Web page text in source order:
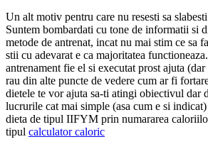
Un alt motiv pentru care nu resesti sa
Suntem bombardati cu tone de informatii si
metode de antrenat, incat nu mai stim ce sa
stii cu adevarat e ca majoritatea
antrenament fie el si executat prost ajuta
rau din alte puncte de vedere cum ar fi
dietele te vor ajuta sa-ti atingi obiectivul dar
lucrurile cat mai simple (asa cum e si
dieta de tipul IIFYM prin numararea
tipul calculator caloric